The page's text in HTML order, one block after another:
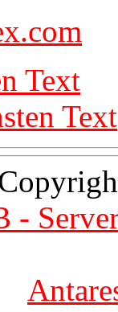
Text
Text
-